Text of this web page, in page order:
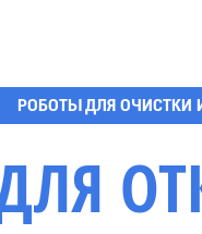
РОБОТЫ ДЛЯ ОЧИСТКИ